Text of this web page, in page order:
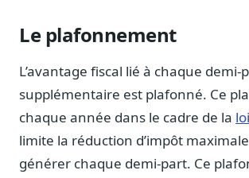
Consultants seniors, plateforme Legiwatch
Guides pratiques
17 guides sur le Parlement, la procédure,
Blog & Podcast Hémicycle
Le plafonnement
L’avantage fiscal lié à chaque demi-
supplémentaire est plafonné. Ce
chaque année dans le cadre de la
limite la réduction d’impôt
générer chaque demi-part. Ce